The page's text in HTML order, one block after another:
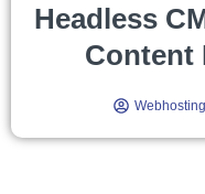
Headless
Content
Webhosting